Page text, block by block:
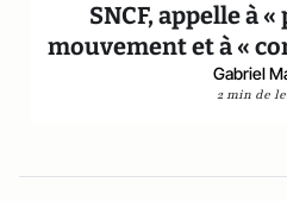
SNCF, appelle à
mouvement et à «
Gabriel
2 min de